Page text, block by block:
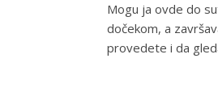
Mogu ja ovde do
dočekom, a
provedete i da